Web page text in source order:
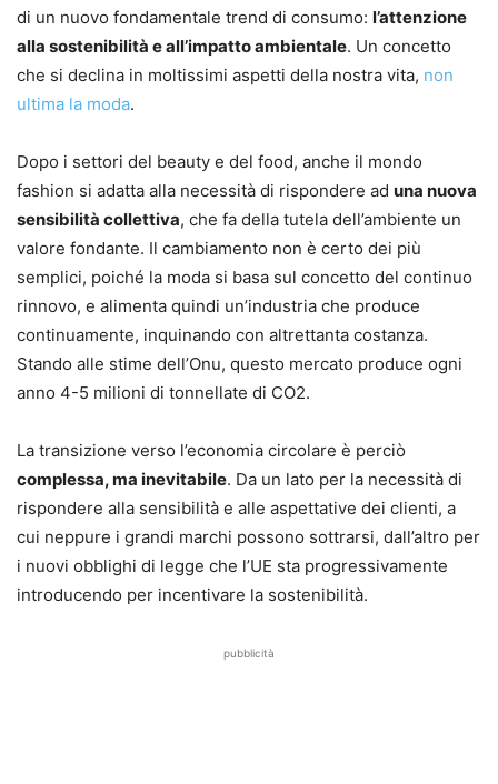
di un nuovo fondamentale trend di consumo: l’attenzione
alla sostenibilità e all’impatto ambientale. Un concetto
che si declina in moltissimi aspetti della nostra vita, non
ultima la moda.
Dopo i settori del beauty e del food, anche il mondo
fashion si adatta alla necessità di rispondere ad una nuova
sensibilità collettiva, che fa della tutela dell’ambiente un
valore fondante. Il cambiamento non è certo dei più
semplici, poiché la moda si basa sul concetto del continuo
rinnovo, e alimenta quindi un’industria che produce
continuamente, inquinando con altrettanta costanza.
Stando alle stime dell’Onu, questo mercato produce ogni
anno 4-5 milioni di tonnellate di CO2.
La transizione verso l’economia circolare è perciò
complessa, ma inevitabile. Da un lato per la necessità di
rispondere alla sensibilità e alle aspettative dei clienti, a
cui neppure i grandi marchi possono sottrarsi, dall’altro per
i nuovi obblighi di legge che l’UE sta progressivamente
introducendo per incentivare la sostenibilità.
pubblicità